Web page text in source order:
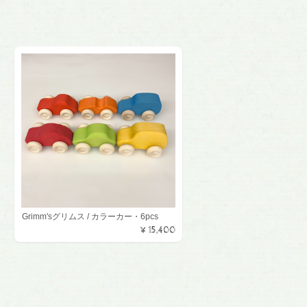
Grimm'sグリムス / カラーカー・6pcs
¥15,400